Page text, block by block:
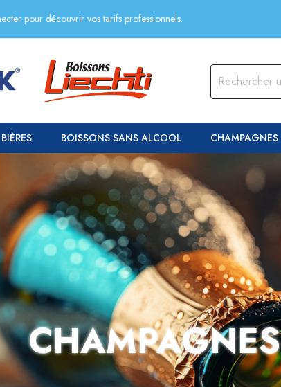
pour découvrir vos tarifs professionnels.
BIÈRES BOISSONS SANS ALCOOL CHAMPAGNES
CHAMPAGNES